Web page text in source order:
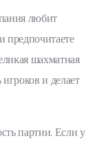
любит
предпочитаете
шахматная
и делает
партии. Если у